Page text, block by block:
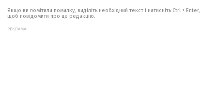
Якщо ви помітили помилку, виділіть необхідний текст і натисніть Ctrl + Enter,
щоб повідомити про це редакцію.
РЕКЛАМА: